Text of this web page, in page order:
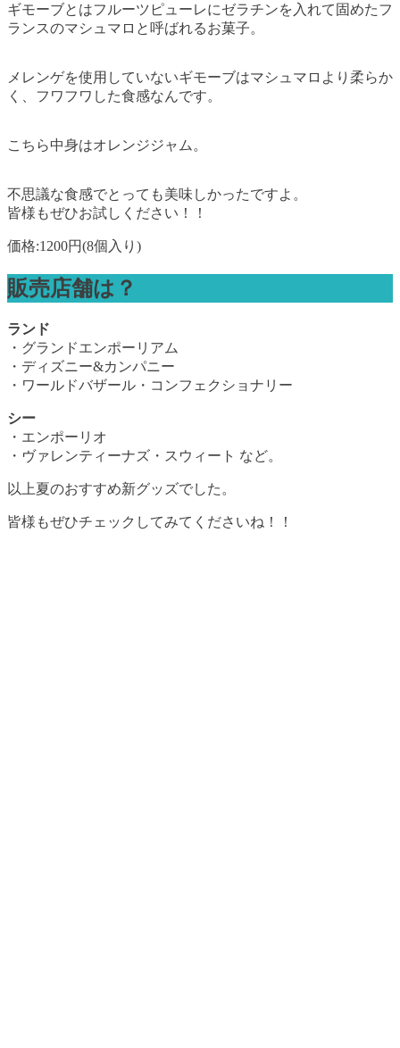
ギモーブとはフルーツピューレにゼラチンを入れて固めたフ
ランスのマシュマロと呼ばれるお菓子。
メレンゲを使用していないギモーブはマシュマロより柔らか
く、フワフワした食感なんです。
こちら中身はオレンジジャム。
不思議な食感でとっても美味しかったですよ。
皆様もぜひお試しください！！
価格:1200円(8個入り)
販売店舗は？
ランド
・グランドエンポーリアム
・ディズニー&カンパニー
・ワールドバザール・コンフェクショナリー
シー
・エンポーリオ
・ヴァレンティーナズ・スウィート など。
以上夏のおすすめ新グッズでした。
皆様もぜひチェックしてみてくださいね！！